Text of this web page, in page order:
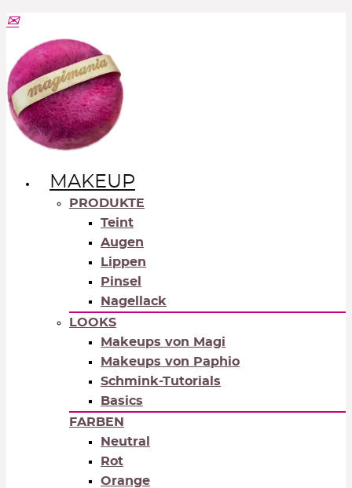
MAKEUP
PRODUKTE
Teint
Augen
Lippen
Pinsel
Nagellack
LOOKS
Makeups von Magi
Makeups von Paphio
Schmink-Tutorials
Basics
FARBEN
Neutral
Rot
Orange